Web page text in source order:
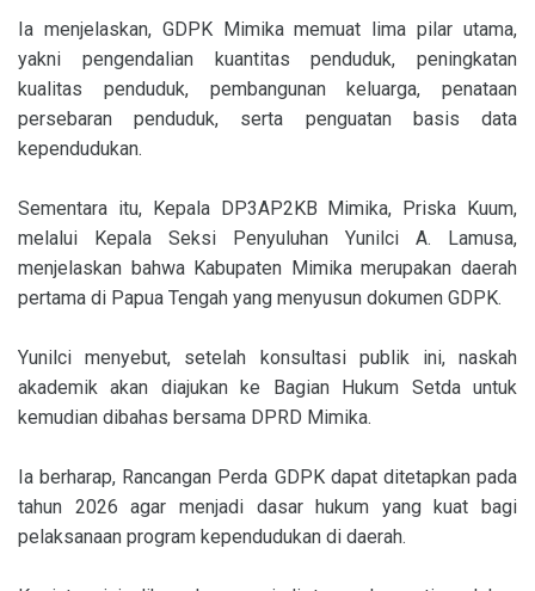
Ia menjelaskan, GDPK Mimika memuat lima pilar utama,
yakni pengendalian kuantitas penduduk, peningkatan
kualitas penduduk, pembangunan keluarga, penataan
persebaran penduduk, serta penguatan basis data
kependudukan.
Sementara itu, Kepala DP3AP2KB Mimika, Priska Kuum,
melalui Kepala Seksi Penyuluhan Yunilci A. Lamusa,
menjelaskan bahwa Kabupaten Mimika merupakan daerah
pertama di Papua Tengah yang menyusun dokumen GDPK.
Yunilci menyebut, setelah konsultasi publik ini, naskah
akademik akan diajukan ke Bagian Hukum Setda untuk
kemudian dibahas bersama DPRD Mimika.
Ia berharap, Rancangan Perda GDPK dapat ditetapkan pada
tahun 2026 agar menjadi dasar hukum yang kuat bagi
pelaksanaan program kependudukan di daerah.